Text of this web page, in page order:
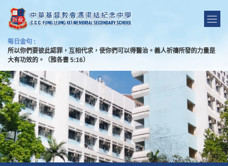
每日金句 :
所以你們要彼此認罪，互相代求，使你們可以得醫治。義人祈禱所發的力量是
大有功效的。（雅各書 5:16）